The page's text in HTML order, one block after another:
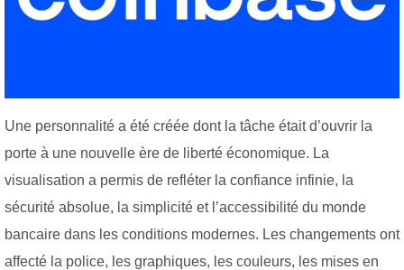
Une personnalité a été créée dont la tâche était d’ouvrir la
porte à une nouvelle ère de liberté économique. La
visualisation a permis de refléter la confiance infinie, la
sécurité absolue, la simplicité et l’accessibilité du monde
bancaire dans les conditions modernes. Les changements ont
affecté la police, les graphiques, les couleurs, les mises en